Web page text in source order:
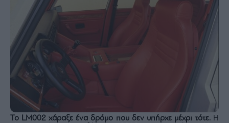
Το LM002 χάραξε ένα δρόμο που δεν υπήρχε μέχρι τότε.Η